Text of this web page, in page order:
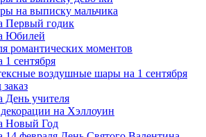
на выписку мальчика
Первый годик
Юбилей
романтических моментов
сентября
воздушные шары на 1 сентября
учителя
на Хэллоуин
Новый Год